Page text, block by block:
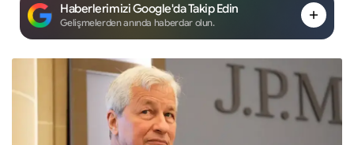
Haberlerimizi Google'da Takip Edin
Gelişmelerden anında haberdar olun.